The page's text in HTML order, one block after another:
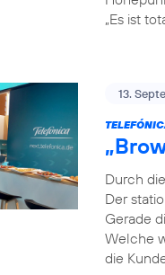
„Es ist
13.
Durch
Der
Gerade
Welche
die